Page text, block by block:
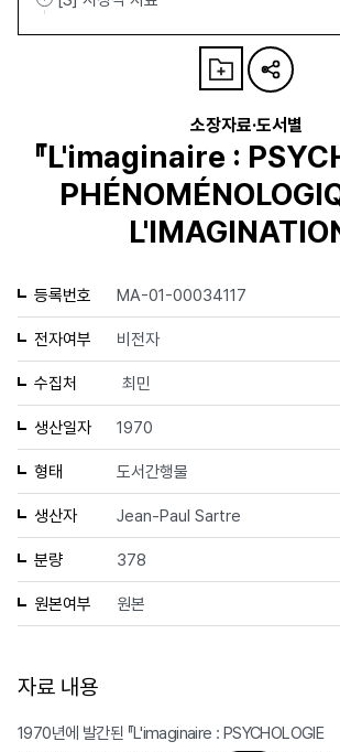
소장자료·도서별
『L'imaginaire :
등록번호 MA-01-00034117
전자여부 비전자
수집처 최민
생산일자 1970
형태 도서간행물
생산자 Jean-Paul Sartre
분량 378
원본여부 원본
자료 내용
1970년에 발간된 『L'imaginaire : PSYCHOLOGIE